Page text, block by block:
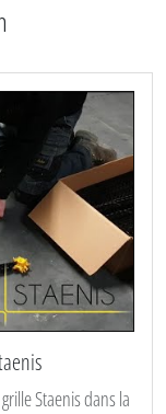
Staenis dans la